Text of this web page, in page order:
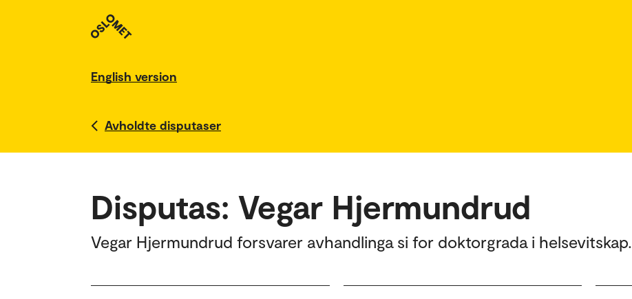
English version
Avholdte disputaser
Disputas: Vegar Hjermundrud
Vegar Hjermundrud forsvarer avhandlinga si for doktorgrada i helsevitskap.